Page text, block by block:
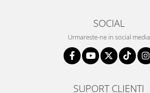
SOCIAL
Urmareste-ne in social media
SUPORT CLIENTI